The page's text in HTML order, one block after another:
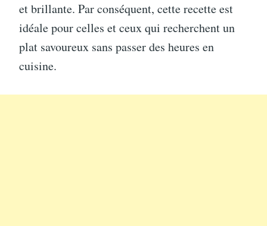
et brillante. Par conséquent, cette recette est
idéale pour celles et ceux qui recherchent un
plat savoureux sans passer des heures en
cuisine.